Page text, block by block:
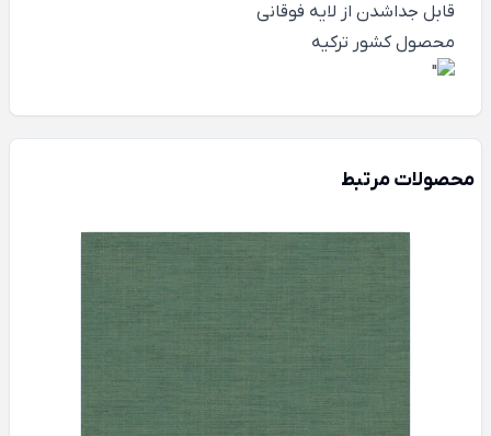
قابل جداشدن از لایه فوقانی
محصول کشور ترکیه
محصولات مرتبط